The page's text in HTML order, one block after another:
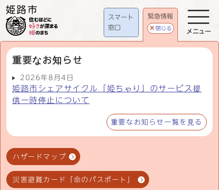
スマート
窓口
緊急情報
閉じる
重要なお知らせ
2026年8月4日
姫路市シェアサイクル「姫ちゃり」のサービス提
供一時停止について
重要なお知らせ一覧を見る
ハザードマップ
災害避難カード「命のパスポート」
メニュー